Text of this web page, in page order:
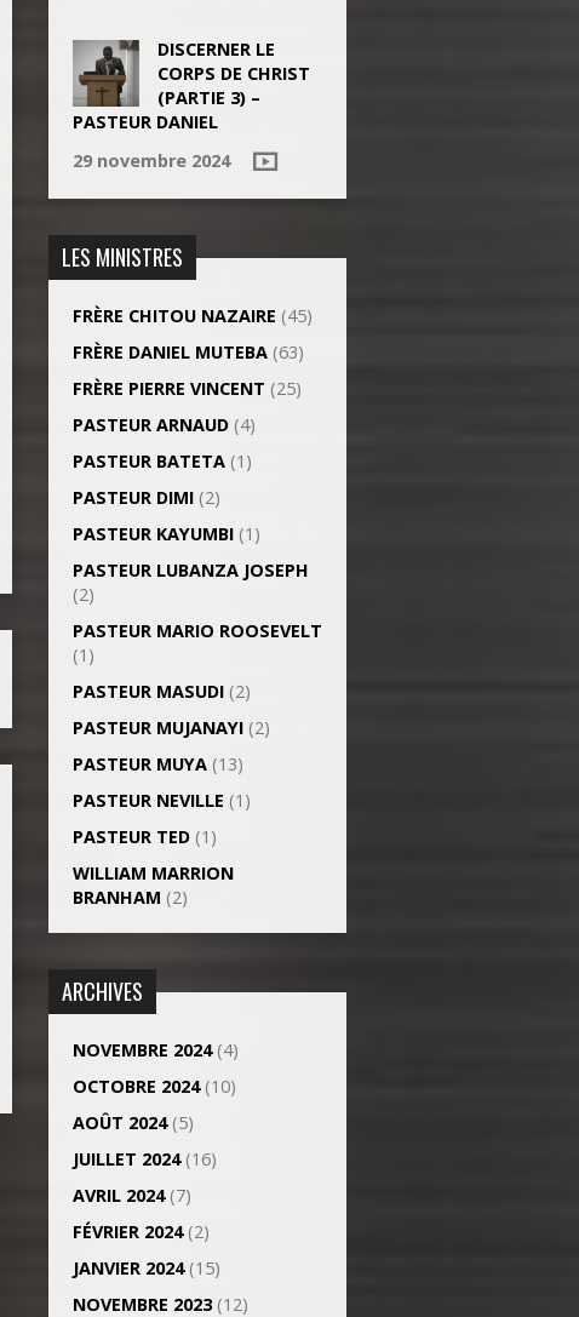
DISCERNER LE
CORPS DE CHRIST
(PARTIE 3) –
PASTEUR DANIEL
29 novembre 2024
LES MINISTRES
FRÈRE CHITOU NAZAIRE (45)
FRÈRE DANIEL MUTEBA (63)
FRÈRE PIERRE VINCENT (25)
PASTEUR ARNAUD (4)
PASTEUR BATETA (1)
PASTEUR DIMI (2)
PASTEUR KAYUMBI (1)
PASTEUR LUBANZA JOSEPH
(2)
PASTEUR MARIO ROOSEVELT
(1)
PASTEUR MASUDI (2)
PASTEUR MUJANAYI (2)
PASTEUR MUYA (13)
PASTEUR NEVILLE (1)
PASTEUR TED (1)
WILLIAM MARRION
BRANHAM (2)
ARCHIVES
NOVEMBRE 2024(4)
OCTOBRE 2024(10)
AOÛT 2024(5)
JUILLET 2024(16)
AVRIL 2024(7)
FÉVRIER 2024(2)
JANVIER 2024(15)
NOVEMBRE 2023(12)